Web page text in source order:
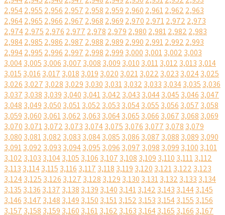
2,9542,955 2,956 2,957 2,958 2,959 2,960 2,9612,962 2,963
2,9642,965 2,966 2,967 2,968 2,969 2,970 2,9712,972 2,973
2,9742,975 2,976 2,977 2,978 2,979 2,980 2,9812,982 2,983
2,9842,985 2,986 2,987 2,988 2,989 2,990 2,9912,992 2,993
2,9942,995 2,996 2,997 2,998 2,999 3,000 3,0013,002 3,003
3,0043,005 3,006 3,007 3,008 3,009 3,010 3,0113,012 3,013 3,014
3,015 3,016 3,017 3,018 3,019 3,020 3,0213,022 3,023 3,0243,025
3,026 3,027 3,028 3,029 3,030 3,0313,032 3,033 3,0343,035 3,036
3,037 3,038 3,039 3,040 3,0413,042 3,043 3,0443,045 3,046 3,047
3,048 3,049 3,050 3,0513,052 3,053 3,0543,055 3,056 3,057 3,058
3,059 3,060 3,0613,062 3,063 3,0643,065 3,066 3,067 3,068 3,069
3,070 3,0713,072 3,073 3,0743,075 3,076 3,077 3,078 3,079
3,080 3,0813,082 3,083 3,0843,085 3,086 3,087 3,088 3,089 3,090
3,0913,092 3,093 3,0943,095 3,096 3,097 3,098 3,099 3,100 3,101
3,102 3,103 3,1043,105 3,106 3,107 3,108 3,109 3,110 3,1113,112
3,113 3,1143,115 3,116 3,117 3,118 3,119 3,120 3,1213,122 3,123
3,1243,125 3,126 3,127 3,128 3,129 3,130 3,1313,132 3,133 3,134
3,135 3,136 3,137 3,138 3,139 3,140 3,1413,142 3,143 3,1443,145
3,146 3,147 3,148 3,149 3,150 3,1513,152 3,153 3,1543,155 3,156
3,157 3,158 3,159 3,160 3,1613,162 3,163 3,1643,165 3,166 3,167